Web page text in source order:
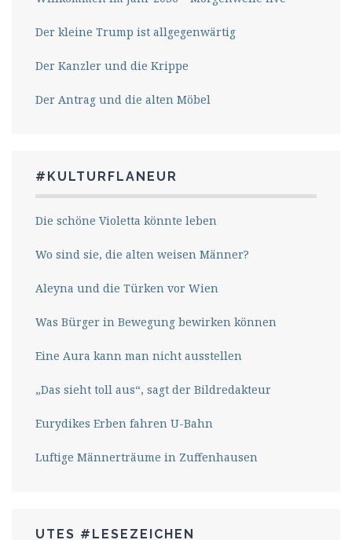
Der kleine Trump ist allgegenwärtig
Der Kanzler und die Krippe
Der Antrag und die alten Möbel
#KULTURFLANEUR
Die schöne Violetta könnte leben
Wo sind sie, die alten weisen Männer?
Aleyna und die Türken vor Wien
Was Bürger in Bewegung bewirken können
Eine Aura kann man nicht ausstellen
„Das sieht toll aus“, sagt der Bildredakteur
Eurydikes Erben fahren U-Bahn
Luftige Männerträume in Zuffenhausen
UTES #LESEZEICHEN